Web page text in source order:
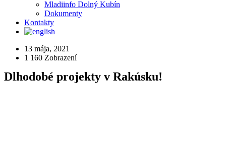
Mladiinfo Dolný Kubín
Dokumenty
Kontakty
13 mája, 2021
1 160 Zobrazení
Dlhodobé projekty v Rakúsku!